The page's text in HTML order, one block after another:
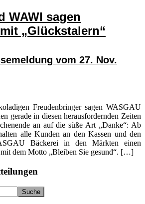
WAWI sagen
„Glückstalern“
vom 27. Nov.
Freudenbringer sagen WASGAU
gerade in diesen herausfordernden Zeiten
an auf die süße Art „Danke“: Ab
alle Kunden an den Kassen und den
Bäckerei in den Märkten einen
dem Motto „Bleiben Sie gesund“. […]